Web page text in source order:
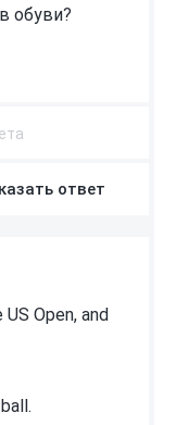
обуви?
ответ
Open, and